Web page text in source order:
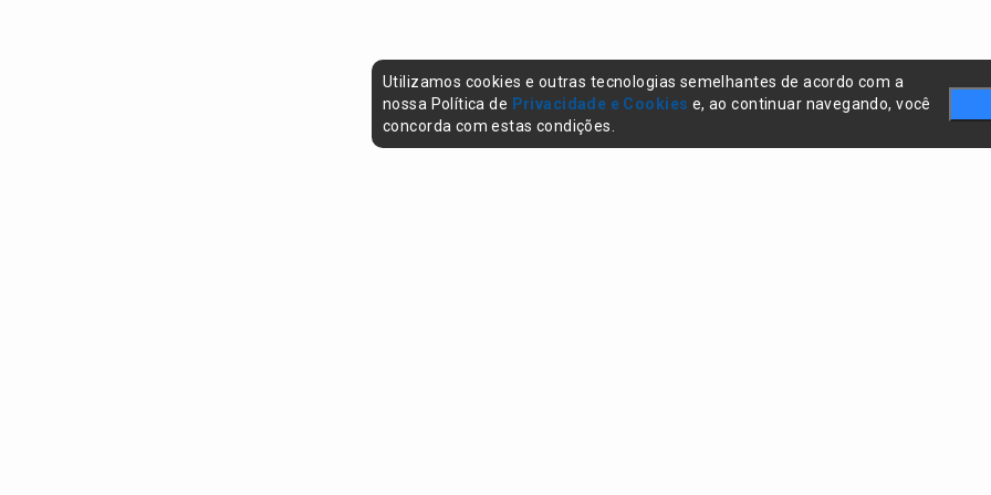
Utilizamos cookies e outras tecnologias semelhantes de acordo com a
nossa Política de Privacidade e Cookies e, ao continuar navegando, você
concorda com estas condições.